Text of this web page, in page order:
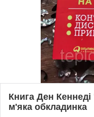
Книга Ден
м'яка обкладинка